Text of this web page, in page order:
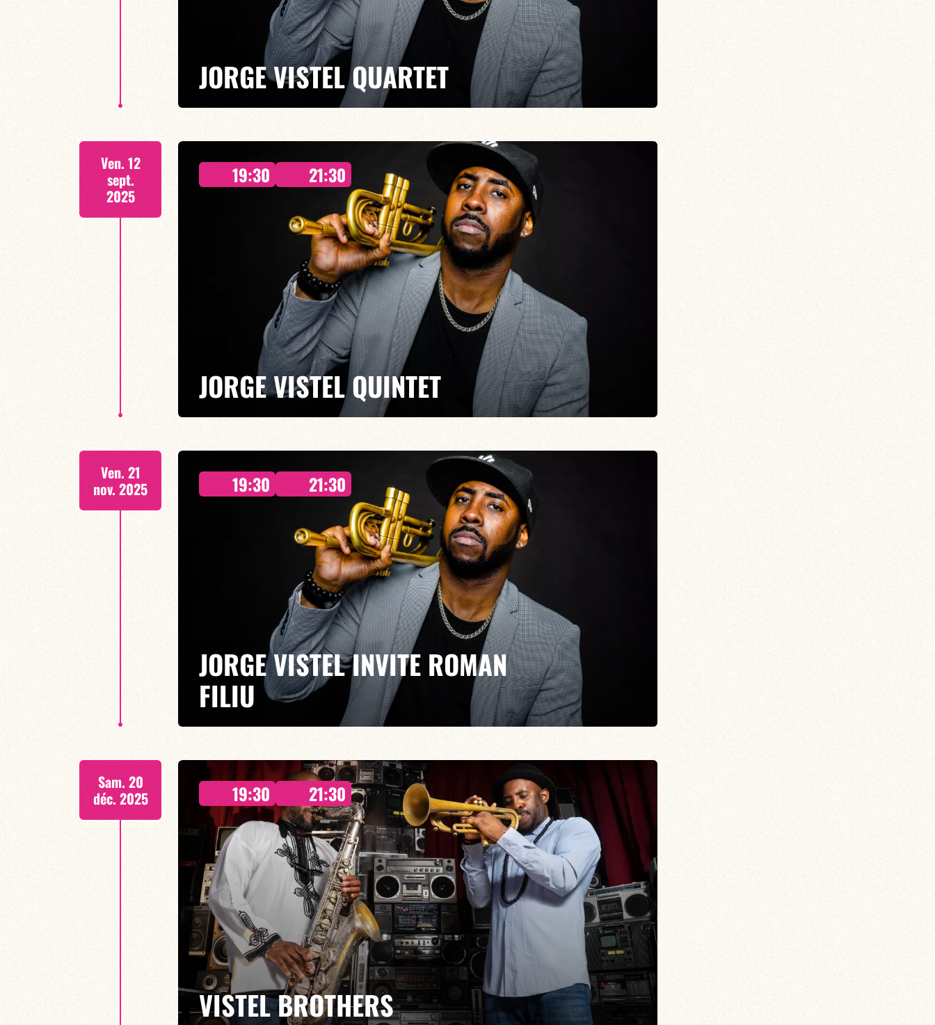
JORGE VISTEL QUARTET
Un cocktail irrésistible de rythmes afro-cubains à la sauce contemporaine, avec le petit
chouchou des scènes parisiennes Jorge Vistel et son quartet de musiciens aussi
créatifs et brillants que lui.
Ven. 12
sept.
2025
19:30 21:30
JORGE VISTEL QUINTET
Décidé à soutenir des artistes en devenir, notre Club propose une série de résidences
bimestrielles (1 concert tous les deux mois) qui leur permet de proposer un projet
créatif et de le développer dans un environnement propice à la création. Un accès aux
Ven. 21
nov. 2025
19:30 21:30
JORGE VISTEL INVITE ROMAN
FILIU
DEUX CONCERTS : 19h30 & 21h30
Décidé à soutenir des artistes en devenir, notre Club propose une série de résidences
bimestrielles (1 concert tous les deux mois) qui leur permet de proposer un projet
créatif et de le développer dans un environnement propice à la création. Un accès aux
EN SAVOIR PLUS
Sam. 20
déc. 2025
19:30 21:30
VISTEL BROTHERS